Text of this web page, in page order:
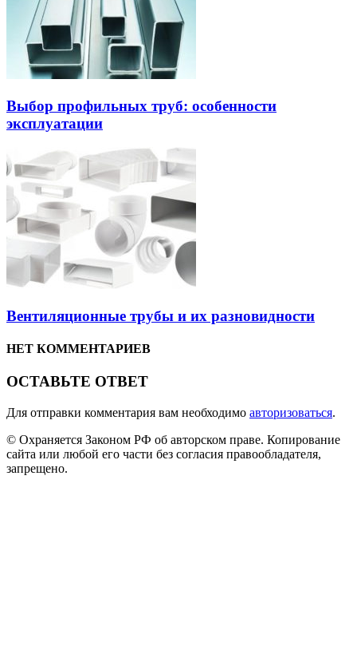
Выбор профильных труб: особенности
эксплуатации
Вентиляционные трубы и их разновидности
НЕТ КОММЕНТАРИЕВ
ОСТАВЬТЕ ОТВЕТ
Для отправки комментария вам необходимо авторизоваться.
© Охраняется Законом РФ об авторском праве. Копирование
сайта или любой его части без согласия правообладателя,
запрещено.